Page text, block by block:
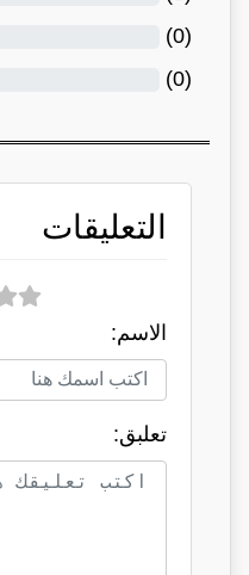
(
0
)
(
0
)
التعليقات
الاسم:
تعلبق: